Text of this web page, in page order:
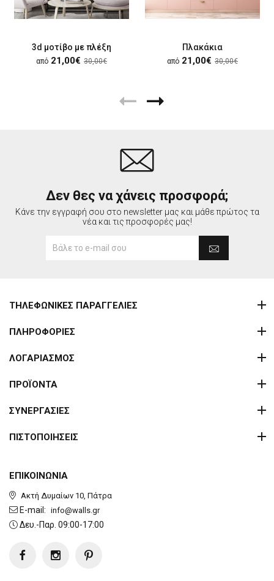
3d μοτίβο με πλέξη
από 21,00€ 30,00€
Πλακάκια
από 21,00€ 30,00€
Δεν θες να χάνεις προσφορά;
Κάνε την εγγραφή σου στο newsletter μας και μάθε πρώτος τα
νέα και τις προσφορές μας!
ΕΠΙΚΟΙΝΩΝΙΑ
Ακτή Δυμαίων 10, Πάτρα
E-mail: info@walls.gr
Δευ.-Παρ. 09:00-17:00
ΤΗΛΕΦΩΝΙΚΕΣ ΠΑΡΑΓΓΕΛΙΕΣ
ΠΛΗΡΟΦΟΡΙΕΣ
ΛΟΓΑΡΙΑΣΜΟΣ
ΠΡΟΪΟΝΤΑ
ΣΥΝΕΡΓΑΣΙΕΣ
ΠΙΣΤΟΠΟΙΗΣΕΙΣ